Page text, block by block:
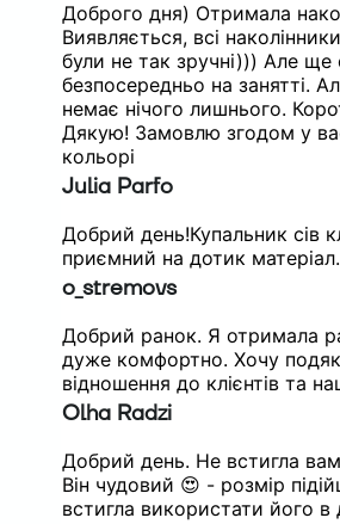
Доброго дня) Отримала
Виявляється, всі
були не так зручні))) Але ще
безпосередньо на занятті.
немає нічого лишнього.
Дякую! Замовлю згодом у
кольорі
Julia Parfo
Добрий день!Купальник сів
приємний на дотик
o_stremovs
Добрий ранок. Я отримала
дуже комфортно. Хочу
відношення до клієнтів та
Olha Radzi
Добрий день. Не встигла
Він чудовий 😍 - розмір
встигла використати його